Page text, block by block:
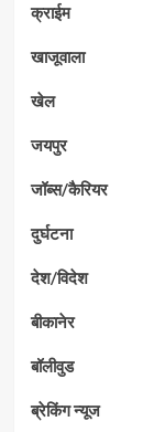
क्राईम
खाजूवाला
खेल
जयपुर
जॉब्स/कैरियर
दुर्घटना
देश/विदेश
बीकानेर
बॉलीवुड
ब्रेकिंग न्यूज